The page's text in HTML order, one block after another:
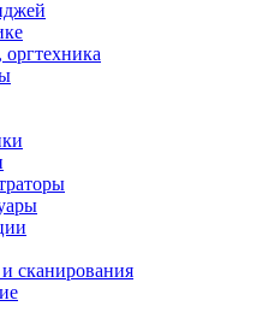
сканирования